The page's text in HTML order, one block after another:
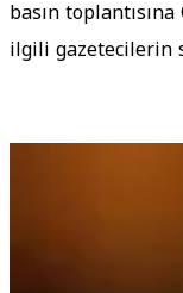
basın
ilgili gazetecilerin